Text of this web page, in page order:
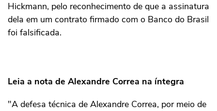
Hickmann, pelo reconhecimento de que a assinatura
dela em um contrato firmado com o Banco do Brasil
foi falsificada.
Leia a nota de Alexandre Correa na íntegra
"A defesa técnica de Alexandre Correa, por meio de